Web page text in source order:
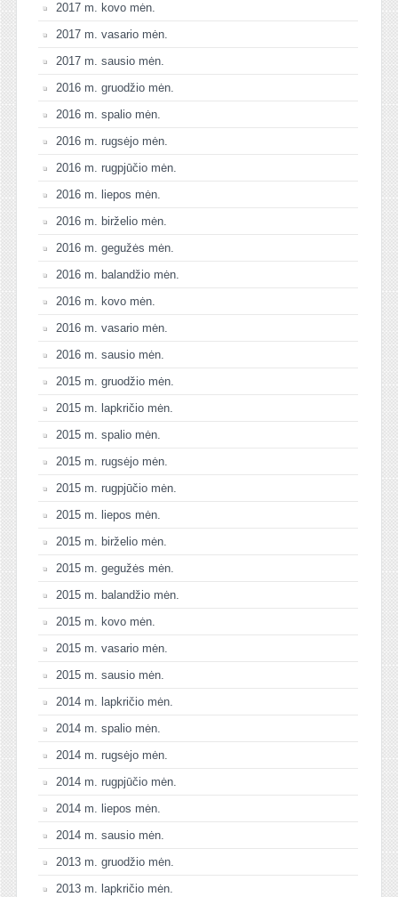
2017 m. kovo mėn.
2017 m. vasario mėn.
2017 m. sausio mėn.
2016 m. gruodžio mėn.
2016 m. spalio mėn.
2016 m. rugsėjo mėn.
2016 m. rugpjūčio mėn.
2016 m. liepos mėn.
2016 m. birželio mėn.
2016 m. gegužės mėn.
2016 m. balandžio mėn.
2016 m. kovo mėn.
2016 m. vasario mėn.
2016 m. sausio mėn.
2015 m. gruodžio mėn.
2015 m. lapkričio mėn.
2015 m. spalio mėn.
2015 m. rugsėjo mėn.
2015 m. rugpjūčio mėn.
2015 m. liepos mėn.
2015 m. birželio mėn.
2015 m. gegužės mėn.
2015 m. balandžio mėn.
2015 m. kovo mėn.
2015 m. vasario mėn.
2015 m. sausio mėn.
2014 m. lapkričio mėn.
2014 m. spalio mėn.
2014 m. rugsėjo mėn.
2014 m. rugpjūčio mėn.
2014 m. liepos mėn.
2014 m. sausio mėn.
2013 m. gruodžio mėn.
2013 m. lapkričio mėn.